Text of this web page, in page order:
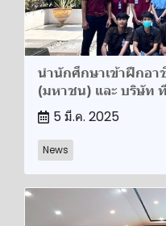
นำนักศึกษาเข้าฝึกอ
(มหาชน) และ บริษัท
5 มี.ค. 2025
News